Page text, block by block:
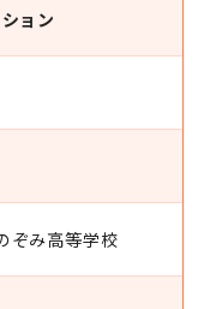
ション
ぞみ高等学校